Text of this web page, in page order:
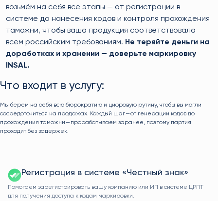
возьмём на себя все этапы — от регистрации в
системе до нанесения кодов и контроля прохождения
таможни, чтобы ваша продукция соответствовала
всем российским требованиям. Не теряйте деньги на
доработках и хранении — доверьте маркировку
INSAL.
Что входит в услугу:
Мы берем на себя всю бюрократию и цифровую рутину, чтобы вы могли
сосредоточиться на продажах. Каждый шаг — от генерации кодов до
прохождения таможни — прорабатываем заранее, поэтому партия
проходит без задержек.
Регистрация в системе «Честный знак»
Помогаем зарегистрировать вашу компанию или ИП в системе ЦРПТ
для получения доступа к кодам маркировки.